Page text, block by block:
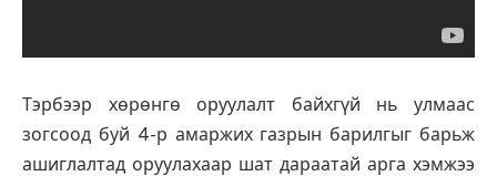
Тэрбээр хөрөнгө оруулалт байхгүй нь улмаас
зогсоод буй 4-р амаржих газрын барилгыг барьж
ашиглалтад оруулахаар шат дараатай арга хэмжээ